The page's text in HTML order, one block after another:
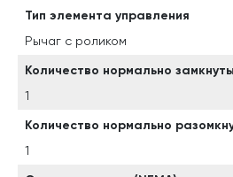
Тип элемента управления
Рычаг с роликом
Количество нормально
1
Количество нормально
1